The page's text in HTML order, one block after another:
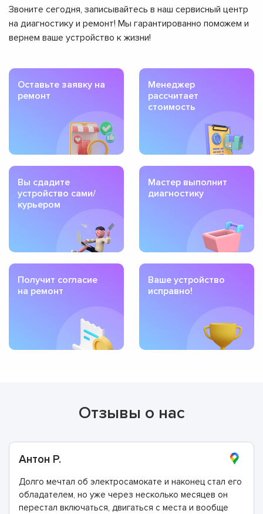
Звоните сегодня, записывайтесь в наш сервисный центр
на диагностику и ремонт! Мы гарантированно поможем и
вернем ваше устройство к жизни!
Оставьте заявку на
ремонт
Менеджер
рассчитает
стоимость
Вы сдадите
устройство сами/
курьером
Мастер выполнит
диагностику
Получит согласие
на ремонт
Ваше устройство
исправно!
Отзывы о нас
Антон Р.
Долго мечтал об электросамокате и наконец стал его
обладателем, но уже через несколько месяцев он
перестал включаться, двигаться с места и вообще